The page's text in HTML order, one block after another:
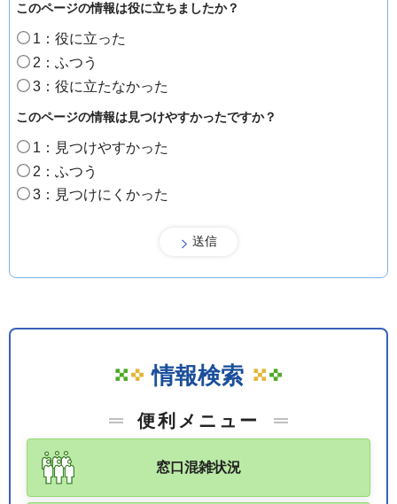
このページの情報は役に立ちましたか？
1：役に立った
2：ふつう
3：役に立たなかった
このページの情報は見つけやすかったですか？
1：見つけやすかった
2：ふつう
3：見つけにくかった
情報検索
便利メニュー
窓口混雑状況